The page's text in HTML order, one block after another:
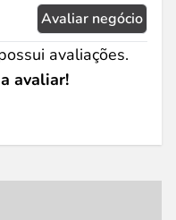
Avaliar negócio
avaliações.
avaliar!